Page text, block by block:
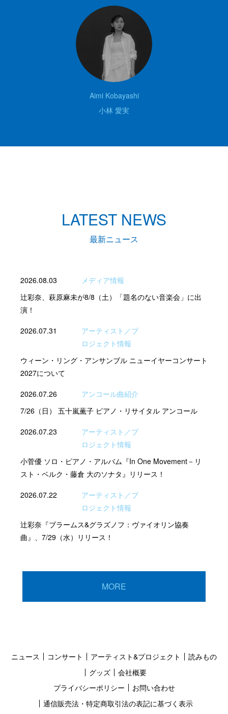
Aimi Kobayashi
小林 愛実
LATEST NEWS
最新ニュース
2026.08.03
メディア情報
辻彩奈、萩原麻未が8/8（土）「題名のない音楽会」に出
演！
2026.07.31
アーティスト／プ
ロジェクト情報
ウィーン・リング・アンサンブル ニューイヤーコンサート
2027について
2026.07.26
アンコール曲紹介
7/26（日） 五十嵐薫子 ピアノ・リサイタル アンコール
2026.07.23
アーティスト／プ
ロジェクト情報
小菅優 ソロ・ピアノ・アルバム『In One Movement－リ
スト・ベルク・藤倉 大のソナタ』リリース！
2026.07.22
アーティスト／プ
ロジェクト情報
辻彩奈『ブラームス&グラズノフ：ヴァイオリン協奏
曲』、7/29（水）リリース！
MORE
ニュース コンサート アーティスト&プロジェクト
読みもの
グッズ
会社概要
プライバシーポリシー
お問い合わせ
通信販売法・特定商取引法の表記に基づく表示